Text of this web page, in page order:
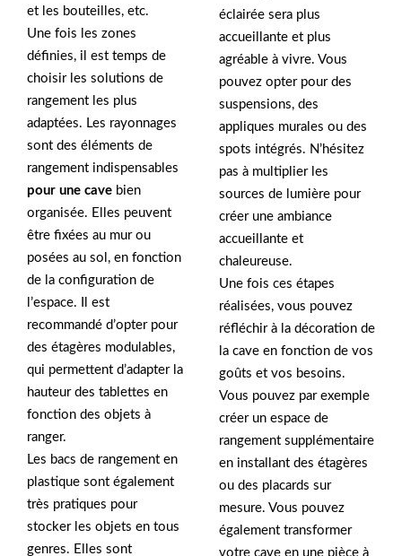
et les bouteilles, etc.
Une fois les zones
définies, il est temps de
choisir les solutions de
rangement les plus
adaptées. Les rayonnages
sont des éléments de
rangement indispensables
pour une cave bien
organisée. Elles peuvent
être fixées au mur ou
posées au sol, en fonction
de la configuration de
l’espace. Il est
recommandé d’opter pour
des étagères modulables,
qui permettent d’adapter la
hauteur des tablettes en
fonction des objets à
ranger.
Les bacs de rangement en
plastique sont également
très pratiques pour
stocker les objets en tous
genres. Elles sont
éclairée sera plus
accueillante et plus
agréable à vivre. Vous
pouvez opter pour des
suspensions, des
appliques murales ou des
spots intégrés. N’hésitez
pas à multiplier les
sources de lumière pour
créer une ambiance
accueillante et
chaleureuse.
Une fois ces étapes
réalisées, vous pouvez
réfléchir à la décoration de
la cave en fonction de vos
goûts et vos besoins.
Vous pouvez par exemple
créer un espace de
rangement supplémentaire
en installant des étagères
ou des placards sur
mesure. Vous pouvez
également transformer
votre cave en une pièce à